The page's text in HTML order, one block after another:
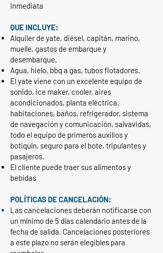
Inmediata
QUE INCLUYE:
Alquiler de yate, diésel, capitán, marino,
muelle, gastos de embarque y
desembarque.
Agua, hielo, bbq a gas, tubos flotadores.
El yate viene con un excelente equipo de
sonido, ice maker, cooler, aires
acondicionados, planta eléctrica.
habitaciones, baños, refrigerador, sistema
de navegación y comunicación, salvavidas,
todo el equipo de primeros auxilios y
botiquín, seguro para el bote, tripulantes y
pasajeros. ​
El cliente puede traer sus alimentos y
bebidas
POLÍTICAS DE CANCELACIÓN:
Las cancelaciones deberán notificarse con
un mínimo de 5 días calendario antes de la
fecha de salida. Cancelaciones posteriores
a este plazo no serán elegibles para